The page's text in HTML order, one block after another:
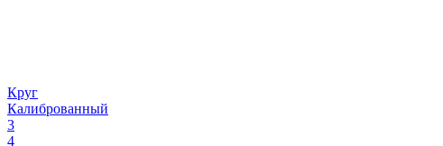
Круг
Калиброванный
3
4